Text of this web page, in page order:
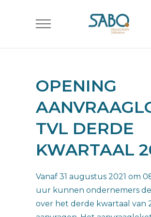
OPENING
TVL DERDE
KWARTAAL
Vanaf 31 augustus 2021 om
uur kunnen ondernemers
over het derde kwartaal van